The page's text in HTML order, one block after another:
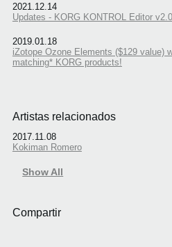
2021.12.14
Updates - KORG KONTROL Editor
2019.01.18
iZotope Ozone Elements ($129 value)
matching* KORG products!
Artistas relacionados
2017.11.08
Kokiman Romero
Show All
Compartir